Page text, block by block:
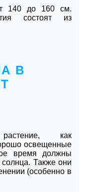
140 до 160 см.
состоят из
В
как
освещенные
время должны
Также они
(особенно в